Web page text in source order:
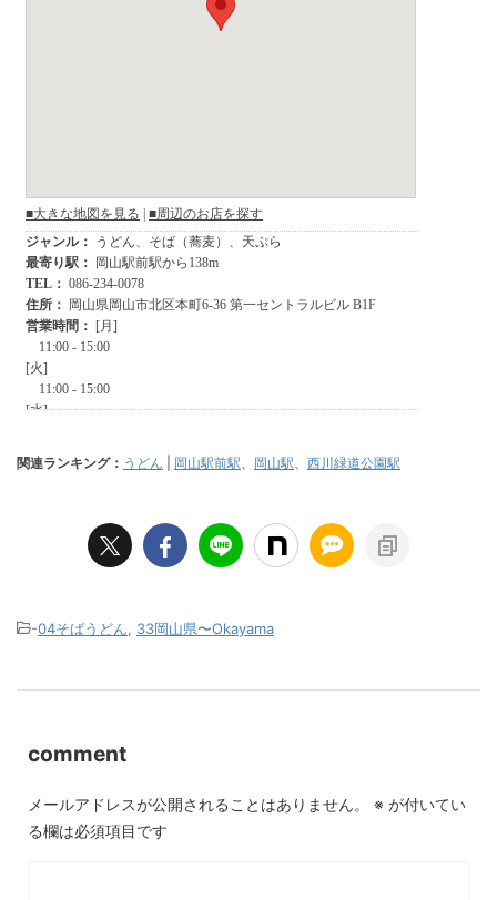
関連ランキング： うどん 岡山駅前駅 岡山駅 西川緑道公園駅
-04そばうどん 33岡山県〜Okayama
comment
メールアドレスが公開されることはありません。 ※ が付いてい
る欄は必須項目です